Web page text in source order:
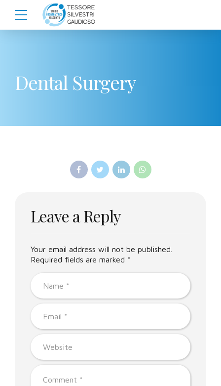
Dental Surgery
Leave a Reply
Your email address will not be published.
Required fields are marked *